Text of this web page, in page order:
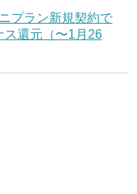
プラン新規契約で
ス還元（〜1月26